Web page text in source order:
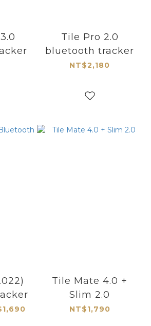
Tile Pro 2.0
bluetooth tracker
NT$2,180
Tile Mate 4.0 +
Slim 2.0
NT$1,790